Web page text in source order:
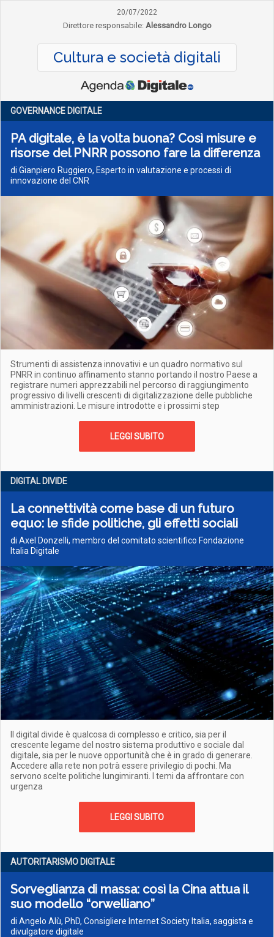
20/07/2022
Direttore responsabile: Alessandro Longo
Cultura e società digitali
GOVERNANCE DIGITALE
PA digitale, è la volta buona? Così misure e
risorse del PNRR possono fare la differenza
di Gianpiero Ruggiero, Esperto in valutazione e processi di
innovazione del CNR
Strumenti di assistenza innovativi e un quadro normativo sul
PNRR in continuo affinamento stanno portando il nostro Paese a
registrare numeri apprezzabili nel percorso di raggiungimento
progressivo di livelli crescenti di digitalizzazione delle pubbliche
amministrazioni. Le misure introdotte e i prossimi step
LEGGI SUBITO
DIGITAL DIVIDE
La connettività come base di un futuro
equo: le sfide politiche, gli effetti sociali
di Axel Donzelli, membro del comitato scientifico Fondazione
Italia Digitale
Il digital divide è qualcosa di complesso e critico, sia per il
crescente legame del nostro sistema produttivo e sociale dal
digitale, sia per le nuove opportunità che è in grado di generare.
Accedere alla rete non potrà essere privilegio di pochi. Ma
servono scelte politiche lungimiranti. I temi da affrontare con
urgenza
LEGGI SUBITO
AUTORITARISMO DIGITALE
Sorveglianza di massa: così la Cina attua il
suo modello “orwelliano”
di Angelo Alù, PhD, Consigliere Internet Society Italia, saggista e
divulgatore digitale